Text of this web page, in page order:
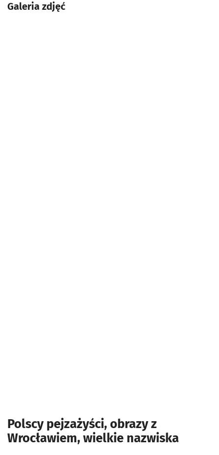
Galeria zdjęć
Polscy pejzażyści, obrazy z
Wrocławiem, wielkie nazwiska